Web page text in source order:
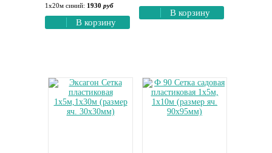
1х20м синий: 1930 руб
В корзину
В корзину